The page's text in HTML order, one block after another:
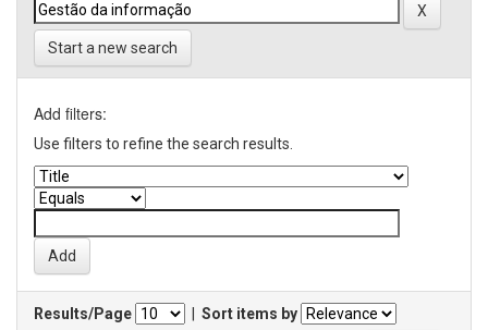
Start a new search
Add filters:
Use filters to refine the search results.
Results/Page
Sort items by